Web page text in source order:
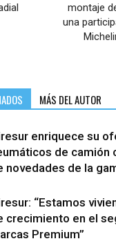
montaje
una
MÁS DEL AUTOR
enriquece su
de camión
novedades de la
“Estamos
crecimiento en el
Premium”